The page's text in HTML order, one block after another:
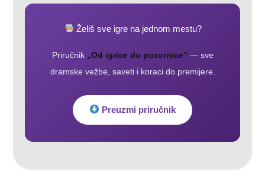
Želiš sve igre na jednom mestu?
Priručnik „Od igrice do pozornice” — sve
dramske vežbe, saveti i koraci do premijere.
Preuzmi priručnik